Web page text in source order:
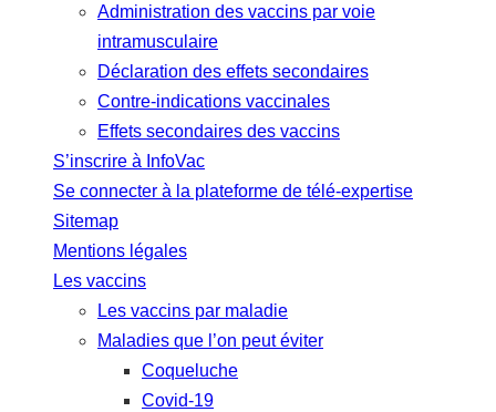
Administration des vaccins par voie
intramusculaire
Déclaration des effets secondaires
Contre-indications vaccinales
Effets secondaires des vaccins
S’inscrire à InfoVac
Se connecter à la plateforme de télé-expertise
Sitemap
Mentions légales
Les vaccins
Les vaccins par maladie
Maladies que l’on peut éviter
Coqueluche
Covid-19